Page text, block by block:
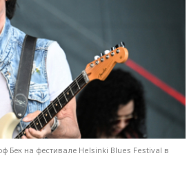
Бек на фестивале Helsinki Blues Festival в